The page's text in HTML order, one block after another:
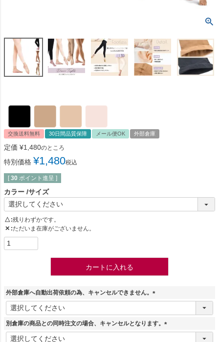
交換送料無料 30日間品質保障 メール便OK 外部倉庫
定価 ¥1,480のところ
特別価格 ¥1,480税込
[ 30 ポイント進呈 ]
カラー サイズ
△ 残りわずかです。
✕ ただいま在庫がございません。
カートに入れる
外部倉庫へ自動出荷依頼の為、キャンセルできません。
(
須
別倉庫の商品との同時注文の場合、キャンセルとなります。
(